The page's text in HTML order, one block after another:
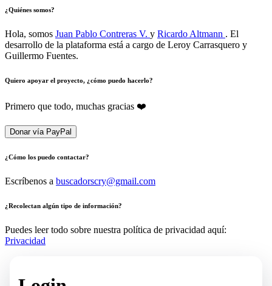
¿Quiénes somos?
Hola, somos Juan Pablo Contreras V. y Ricardo Altmann . El
desarrollo de la plataforma está a cargo de Leroy Carrasquero y
Guillermo Fuentes.
Quiero apoyar el proyecto, ¿cómo puedo hacerlo?
Primero que todo, muchas gracias ❤️
Donar vía PayPal
¿Cómo los puedo contactar?
Escríbenos a buscadorscry@gmail.com
¿Recolectan algún tipo de información?
Puedes leer todo sobre nuestra política de privacidad aquí:
Privacidad